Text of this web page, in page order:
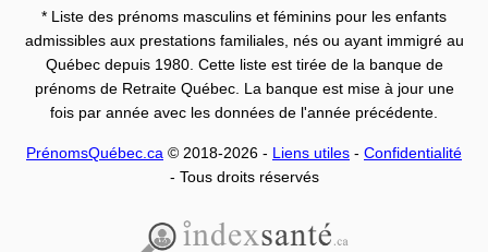
* Liste des prénoms masculins et féminins pour les enfants
admissibles aux prestations familiales, nés ou ayant immigré au
Québec depuis 1980. Cette liste est tirée de la banque de
prénoms de Retraite Québec. La banque est mise à jour une
fois par année avec les données de l'année précédente.
PrénomsQuébec.ca © 2018-2026 - Liens utiles - Confidentialité
- Tous droits réservés